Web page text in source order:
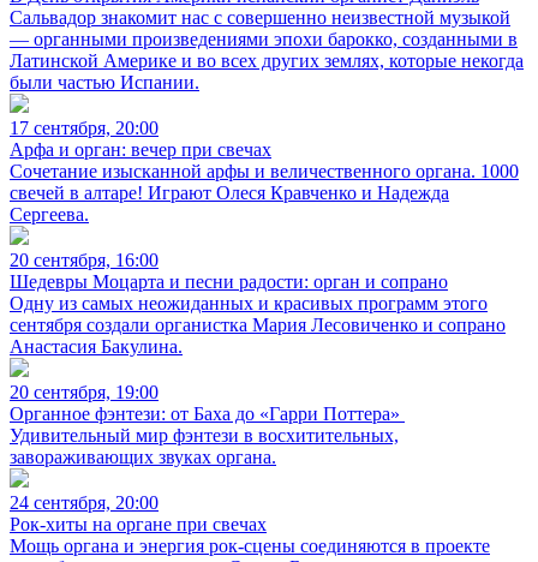
Сальвадор знакомит нас с совершенно неизвестной музыкой
— органными произведениями эпохи барокко, созданными в
Латинской Америке и во всех других землях, которые некогда
были частью Испании.
17 сентября, 20:00
Арфа и орган: вечер при свечах
Сочетание изысканной арфы и величественного органа. 1000
свечей в алтаре! Играют Олеся Кравченко и Надежда
Сергеева.
20 сентября, 16:00
Шедевры Моцарта и песни радости: орган и сопрано
Одну из самых неожиданных и красивых программ этого
сентября создали органистка Мария Лесовиченко и сопрано
Анастасия Бакулина.
20 сентября, 19:00
Органное фэнтези: от Баха до «Гарри Поттера»
Удивительный мир фэнтези в восхитительных,
завораживающих звуках органа.
24 сентября, 20:00
Рок-хиты на органе при свечах
Мощь органа и энергия рок-сцены соединяются в проекте